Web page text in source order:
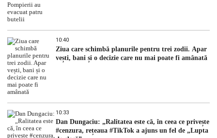
10:40
Ziua care schimbă planurile pentru trei zodii. Apar
vești, bani și o decizie care nu mai poate fi amânată
10:33
Dan Dungaciu: „Ralitatea este că, în ceea ce privește
#cenzura, rețeaua #TikTok a ajuns un fel de „Lupta